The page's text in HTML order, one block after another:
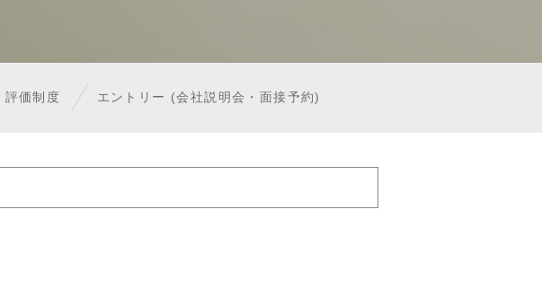
評価制度 エントリー (会社説明会・面接予約)